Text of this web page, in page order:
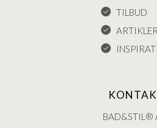
TILBUD
ARTIKLER
BAD&STIL®